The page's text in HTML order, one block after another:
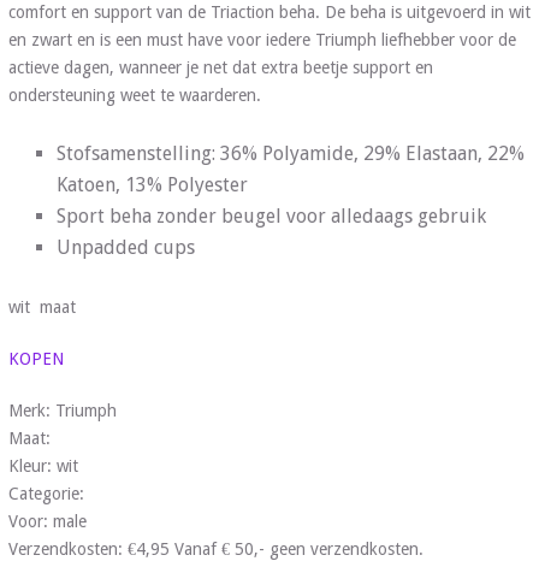
comfort en support van de Triaction beha. De beha is uitgevoerd in wit
en zwart en is een must have voor iedere Triumph liefhebber voor de
actieve dagen, wanneer je net dat extra beetje support en
ondersteuning weet te waarderen.
Stofsamenstelling: 36% Polyamide, 29% Elastaan, 22%
Katoen, 13% Polyester
Sport beha zonder beugel voor alledaags gebruik
Unpadded cups
wit maat
KOPEN
Merk: Triumph
Maat:
Kleur: wit
Categorie:
Voor: male
Verzendkosten: €4,95 Vanaf € 50,- geen verzendkosten.